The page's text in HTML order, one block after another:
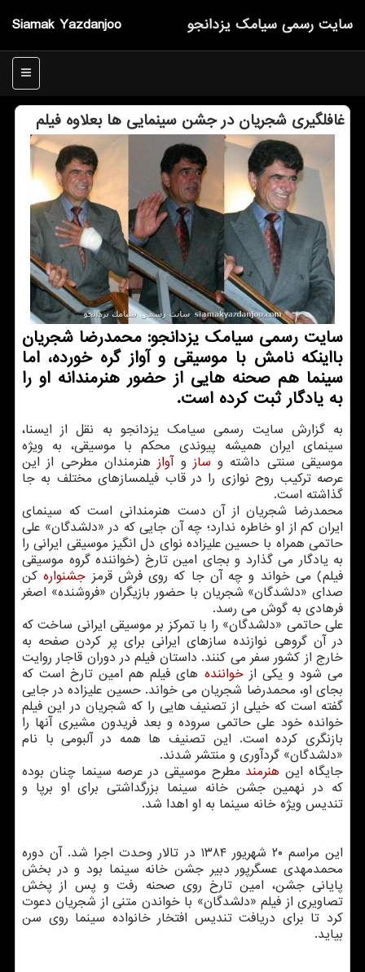
Siamak Yazdanjoo سایت رسمی سیامك یزدانجو
منو
غافلگیری شجریان در جشن سینمایی ها بعلاوه فیلم
سایت رسمی سیامك یزدانجو: محمدرضا شجریان
بااینكه نامش با موسیقی و آواز گره خورده، اما
سینما هم صحنه هایی از حضور هنرمندانه او را
به یادگار ثبت كرده است.
به گزارش سایت رسمی سیامک یزدانجو به نقل از ایسنا،
سینمای ایران همیشه پیوندی محکم با موسیقی، به ویژه
موسیقی سنتی داشته و ساز وآواز هنرمندان مطرحی از این
عرصه ترکیب روح نوازی را در قاب فیلمسازهای مختلف به جا
گذاشته است.
محمدرضا شجریان از آن دست هنرمندانی است که سینمای
ایران کم از او خاطره ندارد؛ چه آن جایی که در «دلشدگان» علی
حاتمی همراه با حسین علیزاده نوای دل انگیز موسیقی ایرانی را
به یادگار می گذارد و بجای امین تارخ (خواننده گروه موسیقی
فیلم) می خواند و چه آن جا که روی فرش قرمز جشنوارهکن
صدای «دلشدگان» شجریان با حضور بازیگران «فروشنده» اصغر
فرهادی به گوش می رسد.
علی حاتمی «دلشدگان» را با تمرکز بر موسیقی ایرانی ساخت که
در آن گروهی نوازنده سازهای ایرانی برای پر کردن صفحه به
خارج از کشور سفر می کنند. داستان فیلم در دوران قاجار روایت
می شود و یکی ازخواننده های فیلم هم امین تارخ است که
بجای او، محمدرضا شجریان می خواند. حسین علیزاده در جایی
گفته است که خیلی از تصنیف هایی را که شجریان در این فیلم
خوانده خود علی حاتمی سروده و بعد فریدون مشیری آنها را
بازنگری کرده است. این تصنیف ها همه در آلبومی با نام
«دلشدگان» گردآوری و منتشر شدند.
جایگاه این هنرمند مطرح موسیقی در عرصه سینما چنان بوده
که در نهمین جشن خانه سینما بزرگداشتی برای او برپا و
تندیس ویژه خانه سینما به او اهدا شد.
این مراسم ۲۰ شهریور ۱۳۸۴ در تالار وحدت اجرا شد. آن دوره
محمدمهدی عسگرپور دبیر جشن خانه سینما بود و در بخش
پایانی جشن، امین تارخ روی صحنه رفت و پس از پخش
تصاویری از فیلم «دلشدگان» با خواندن متنی از شجریان دعوت
کرد تا برای دریافت تندیس افتخار خانواده سینما روی سن
بیاید.